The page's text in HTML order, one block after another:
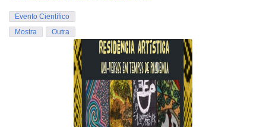
Evento Científico
Mostra
Outra